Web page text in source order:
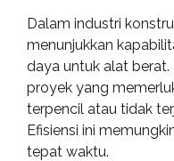
Dalam industri
menunjukkan
daya untuk alat
proyek yang
terpencil atau tidak
Efisiensi ini
tepat waktu.